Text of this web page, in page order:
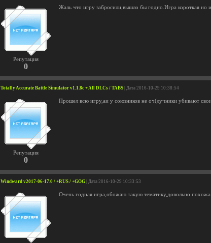
Репутация
0
Жаль что игру забросили,вышло бы годно.Игра короткая но
Totally Accurate Battle Simulator v1.1.8c + All DLCs / TABS | Дата 2016-10-29 10:38:54
Репутация
0
Прошел всю игру,аи у союзников не оч(лучники убивают
Windward v2017-06-17.0 / +RUS / +GOG | Дата 2016-10-29 10:33:53
Очень годная игра,обожаю такую тематику,довольно похожа